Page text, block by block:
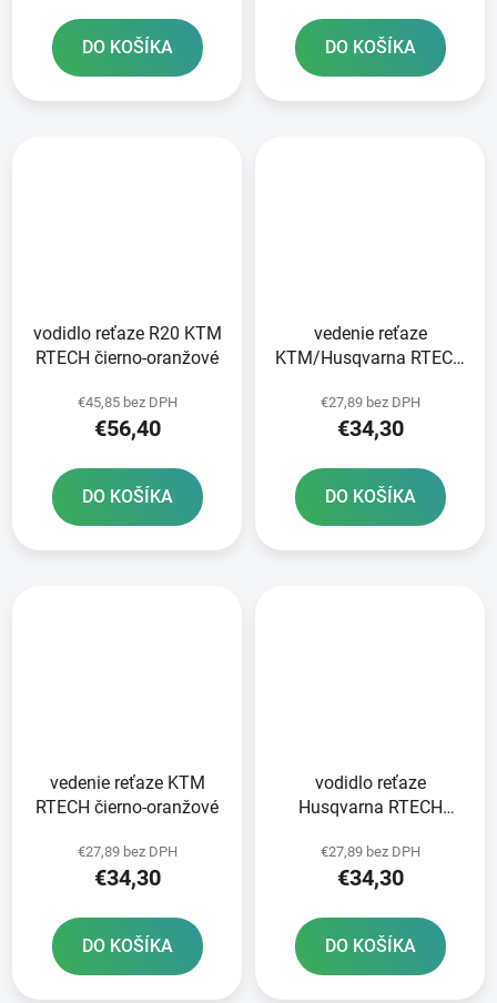
DO KOŠÍKA DO KOŠÍKA
vodidlo reťaze R20 KTM
RTECH čierno-oranžové
€45,85 bez DPH
€56,40
DO KOŠÍKA
vedenie reťaze
KTM/Husqvarna RTECH
€27,89 bez DPH
€34,30
DO KOŠÍKA
vedenie reťaze KTM
RTECH čierno-oranžové
€27,89 bez DPH
€34,30
DO KOŠÍKA
vodidlo reťaze
Husqvarna RTECH
€27,89 bez DPH
€34,30
DO KOŠÍKA